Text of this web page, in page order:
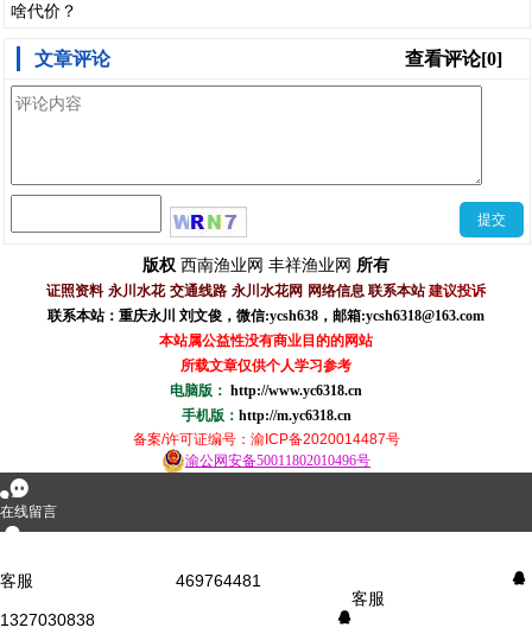
啥代价？
查看评论[0]
文章评论
版权 西南渔业网 丰祥渔业网 所有
证照资料 永川水花 交通线路 永川水花网 网络信息 联系本站 建议投诉
联系本站：重庆永川 刘文俊， 微信:ycsh638 ， 邮箱:ycsh6318@163.com
本站属公益性没有商业目的的网站
所载文章仅供个人学习参考
电脑版： http://www.yc6318.cn
手机版： http://m.yc6318.cn
备案/许可证编号：渝ICP备2020014487号
渝公网安备50011802010496号
󰂮
在线留言
󰇇
客服 469764481 󰇇
客服
1327030838
󰇇󰄸